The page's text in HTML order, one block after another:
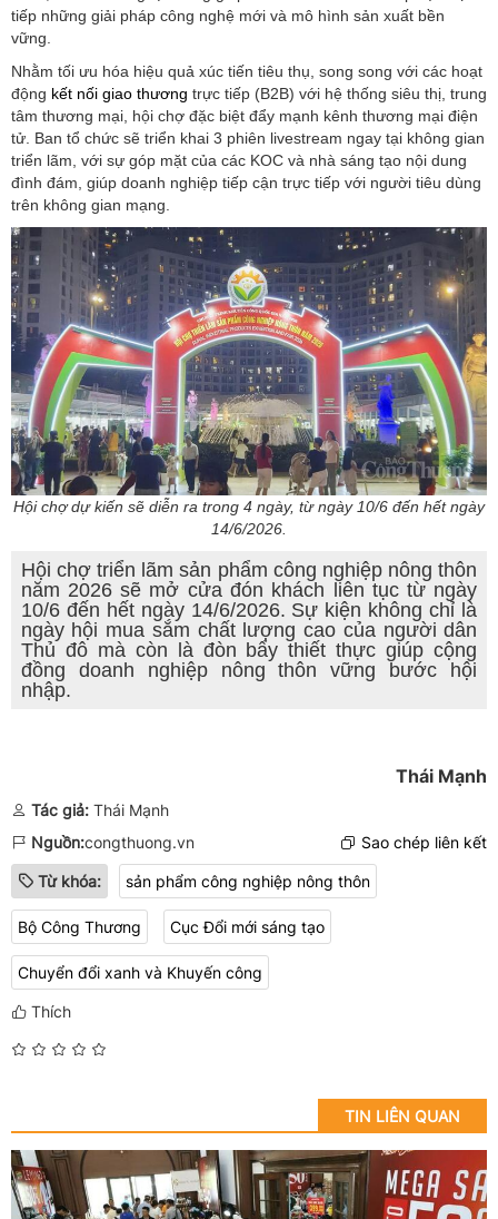
tiếp những giải pháp công nghệ mới và mô hình sản xuất bền
vững.
Nhằm tối ưu hóa hiệu quả xúc tiến tiêu thụ, song song với các hoạt
động kết nối giao thương trực tiếp (B2B) với hệ thống siêu thị, trung
tâm thương mại, hội chợ đặc biệt đẩy mạnh kênh thương mại điện
tử. Ban tổ chức sẽ triển khai 3 phiên livestream ngay tại không gian
triển lãm, với sự góp mặt của các KOC và nhà sáng tạo nội dung
đình đám, giúp doanh nghiệp tiếp cận trực tiếp với người tiêu dùng
trên không gian mạng.
Hội chợ dự kiến sẽ diễn ra trong 4 ngày, từ ngày 10/6 đến hết ngày
14/6/2026.
Hội chợ triển lãm sản phẩm công nghiệp nông thôn
năm 2026 sẽ mở cửa đón khách liên tục từ ngày
10/6 đến hết ngày 14/6/2026. Sự kiện không chỉ là
ngày hội mua sắm chất lượng cao của người dân
Thủ đô mà còn là đòn bẩy thiết thực giúp cộng
đồng doanh nghiệp nông thôn vững bước hội
nhập.
Thái Mạnh
Tác giả: Thái Mạnh
Nguồn:congthuong.vn Sao chép liên kết
Từ khóa: sản phẩm công nghiệp nông thôn
Bộ Công Thương Cục Đổi mới sáng tạo
Chuyển đổi xanh và Khuyến công
Thích
TIN LIÊN QUAN